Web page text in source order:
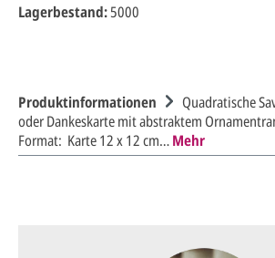
Lagerbestand:5000
Produktinformationen
Quadratische
oder Dankeskarte mit abstraktem
Format: Karte 12 x 12 cm…Mehr